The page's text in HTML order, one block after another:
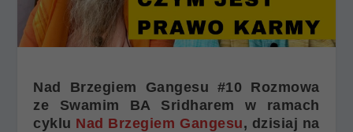
Nad Brzegiem Gangesu #10 Rozmowa
ze Swamim BA Sridharem w ramach
cyklu Nad Brzegiem Gangesu, dzisiaj na